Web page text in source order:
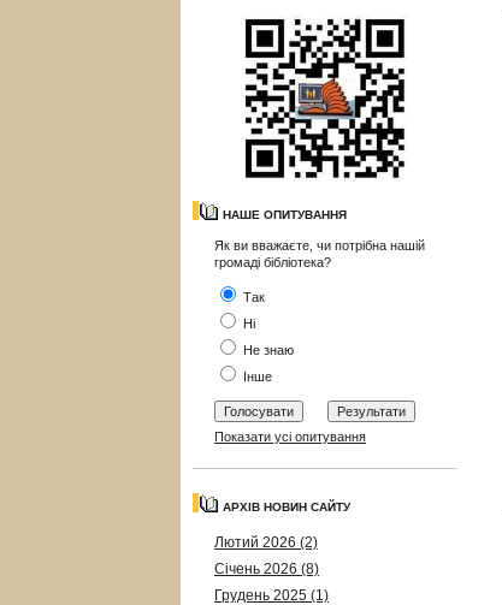
НАШЕ ОПИТУВАННЯ
Як ви вважаєте, чи потрібна нашій
громаді бібліотека?
Так
Ні
Не знаю
Інше
Показати усі опитування
АРХІВ НОВИН САЙТУ
Лютий 2026 (2)
Січень 2026 (8)
Грудень 2025 (1)